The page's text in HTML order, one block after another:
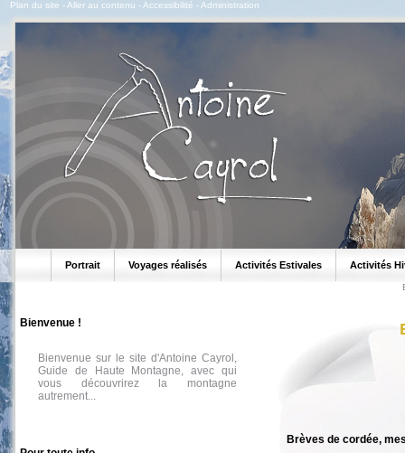
Plan du site - Aller au contenu - Accessibilité - Administration
Portrait Voyages réalisés Activités Estivales Activités
Bienvenue !
Bienvenue sur le site d'Antoine Cayrol,
Guide de Haute Montagne, avec qui
vous découvrirez la montagne
autrement...
Brèves de cordée,